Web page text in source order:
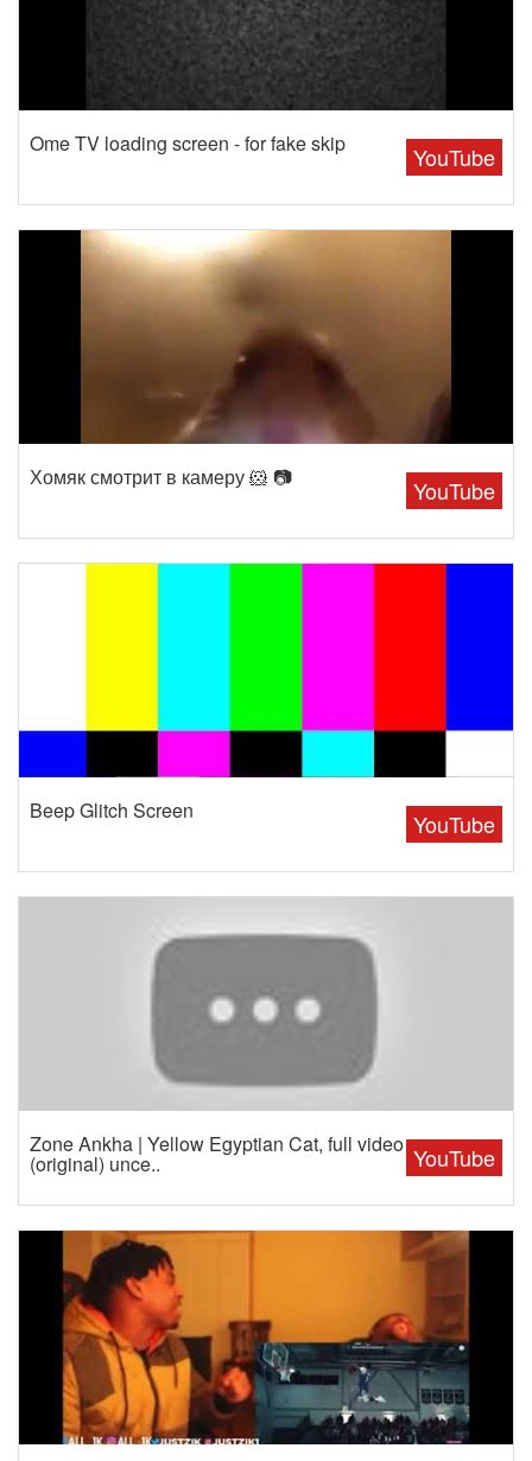
YouTube
Ome TV loading screen - for fake skip
YouTube
Хомяк смотрит в камеру 🐹 📷
YouTube
Beep Glitch Screen
YouTube
Zone Ankha | Yellow Egyptian Cat, full video
(original) unce..